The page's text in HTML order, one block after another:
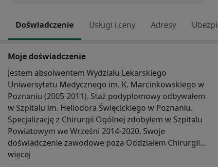
Doświadczenie Usługi i ceny Adresy
Moje doświadczenie
Jestem absolwentem Wydziału Lekarskiego
Uniwersytetu Medycznego im. K. Marcinkowskiego w
Poznaniu (2005-2011). Staż podyplomowy odbywałem
w Szpitalu im. Heliodora Święcickiego w Poznaniu.
Specjalizację z Chirurgii Ogólnej zdobyłem w Szpitalu
Powiatowym we Wrześni 2014-2020. Swoje
doświadczenie zawodowe poza Oddziałem Chirurgii
Ogólnej poszerzałem w ramach Szpitalnego Oddziału
więcej